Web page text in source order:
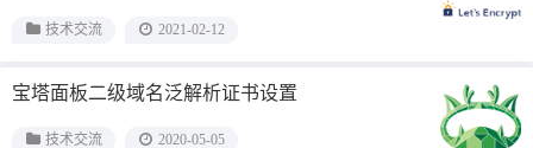
技术交流 2021-02-12
宝塔面板二级域名泛解析证书设置
技术交流 2020-05-05